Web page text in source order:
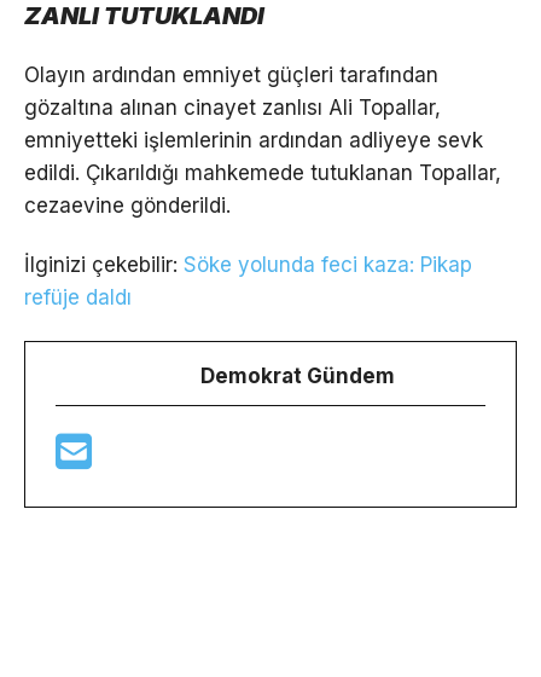
ZANLI TUTUKLANDI
Olayın ardından emniyet güçleri tarafından
gözaltına alınan cinayet zanlısı Ali Topallar,
emniyetteki işlemlerinin ardından adliyeye sevk
edildi. Çıkarıldığı mahkemede tutuklanan Topallar,
cezaevine gönderildi.
İlginizi çekebilir: Söke yolunda feci kaza: Pikap
refüje daldı
Demokrat Gündem